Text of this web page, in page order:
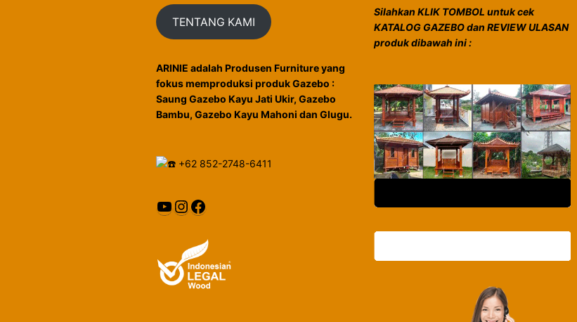
TENTANG KAMI
ARINIE adalah Produsen Furniture yang
fokus memproduksi produk Gazebo :
Saung Gazebo Kayu Jati Ukir, Gazebo
Bambu, Gazebo Kayu Mahoni dan Glugu.
+62 852-2748-6411
YouTube
Instagram
Facebook
Silahkan KLIK TOMBOL untuk cek
KATALOG GAZEBO dan REVIEW ULASAN
produk dibawah ini :